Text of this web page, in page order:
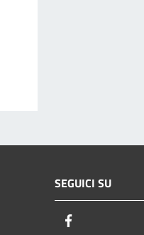
SEGUICI SU